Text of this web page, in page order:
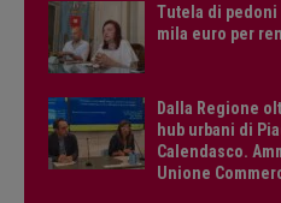
Tutela di
mila euro per
Dalla Regione
hub urbani di
Calendasco.
Unione